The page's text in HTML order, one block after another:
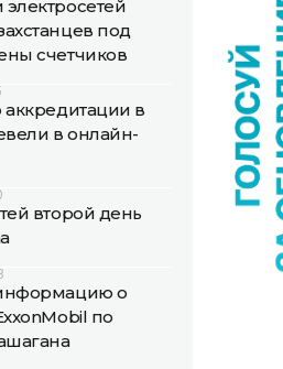
под
счетчиков
в
в онлайн-
второй день
о
по